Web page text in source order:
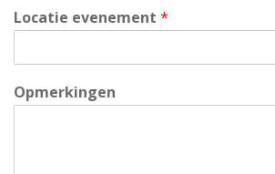
Locatie evenement *
Opmerkingen